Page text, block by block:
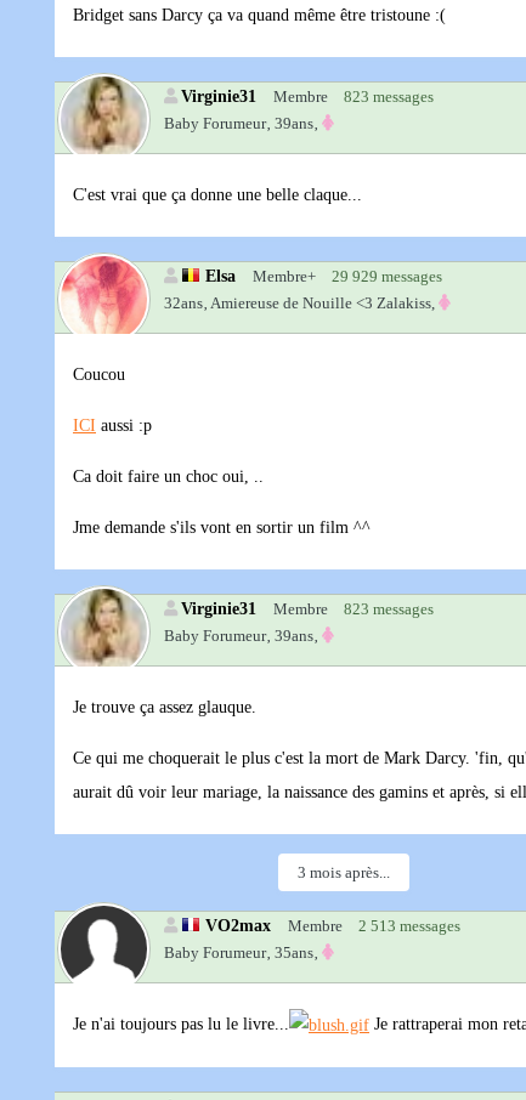
Bridget sans Darcy ça va quand même être tristoune :(
Virginie31 Membre 823 messages
Baby Forumeur‚ 39ans‚
C'est vrai que ça donne une belle claque...
Elsa Membre+
29 929 messages
32ans‚ Amiereuse de Nouille <3 Zalakiss,
Coucou
ICI aussi :p
Ca doit faire un choc oui, ..
Jme demande s'ils vont en sortir un film ^^
Virginie31 Membre 823 messages
Baby Forumeur‚ 39ans‚
Je trouve ça assez glauque.
Ce qui me choquerait le plus c'est la mort de Mark Darcy. 'fin,
aurait dû voir leur mariage, la naissance des gamins et après, si
3 mois après...
VO2max Membre
2 513 messages
Baby Forumeur‚ 35ans‚
Je n'ai toujours pas lu le livre... Je rattraperai mon